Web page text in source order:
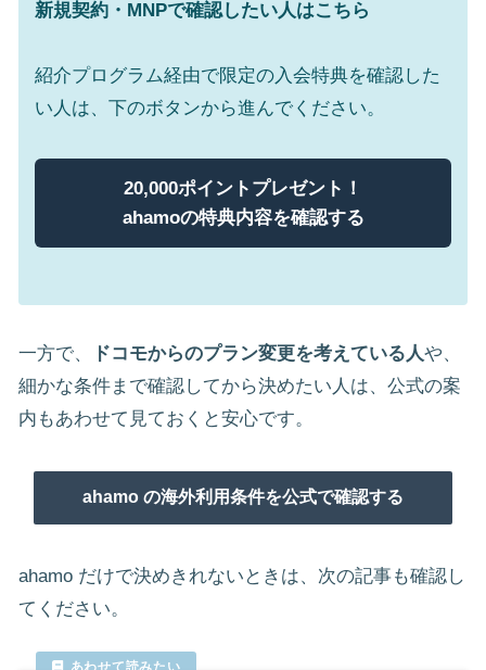
新規契約・MNPで確認したい人はこちら
紹介プログラム経由で限定の入会特典を確認した
い人は、下のボタンから進んでください。
20,000ポイントプレゼント！
ahamoの特典内容を確認する
一方で、 ドコモからのプラン変更を考えている人や、
細かな条件まで確認してから決めたい人は、公式の案
内もあわせて見ておくと安心です。
ahamo の海外利用条件を公式で確認する
ahamo だけで決めきれないときは、次の記事も確認し
てください。